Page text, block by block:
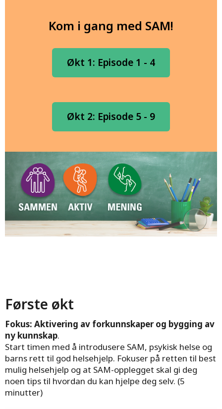
Kom i gang med SAM!
Økt 1: Episode 1 - 4
Økt 2: Episode 5 - 9
Første økt
Fokus: Aktivering av forkunnskaper og bygging av
ny kunnskap.
Start timen med å introdusere SAM, psykisk helse og
barns rett til god helsehjelp. Fokuser på retten til best
mulig helsehjelp og at SAM-opplegget skal gi deg
noen tips til hvordan du kan hjelpe deg selv. (5
minutter)